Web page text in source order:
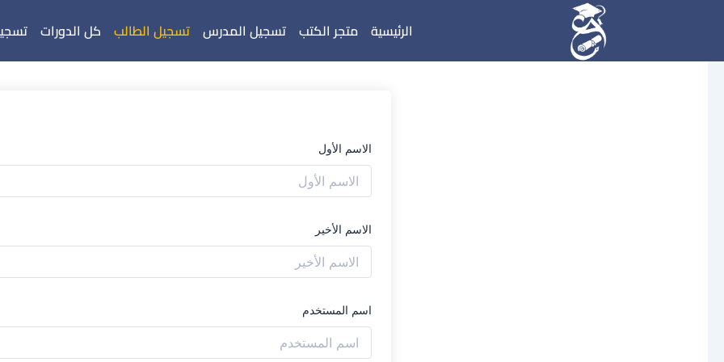
الرئيسية متجر الكتب تسجيل المدرس تسجيل الطالب كل الدورات
الاسم الأول
الاسم الأخير
اسم المستخدم